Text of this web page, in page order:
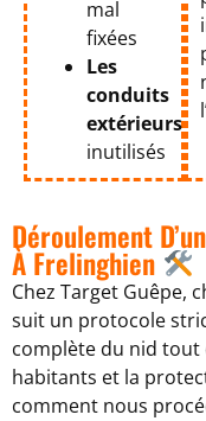
mal
fixées
Les
conduits
extérieurs
inutilisés
Déroulement
À Frelinghien
Chez Target Guêpe,
suit un protocole
complète du nid tout
habitants et la
comment nous